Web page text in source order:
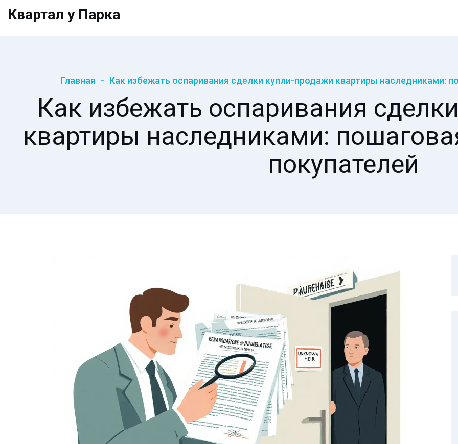
Квартал у Парка
Главная Как избежать оспаривания сделки купли-продажи квартиры наследниками:
Как избежать оспаривания
квартиры наследниками:
покупателей